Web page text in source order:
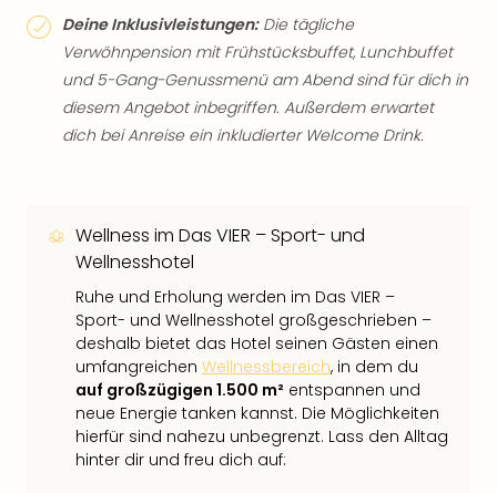
Deine Inklusivleistungen:Die tägliche
Verwöhnpension mit Frühstücksbuffet, Lunchbuffet
und 5-Gang-Genussmenü am Abend sind für dich in
diesem Angebot inbegriffen. Außerdem erwartet
dich bei Anreise ein inkludierter Welcome Drink.
Wellness im Das VIER – Sport- und
Wellnesshotel
Ruhe und Erholung werden im Das VIER –
Sport- und Wellnesshotel großgeschrieben –
deshalb bietet das Hotel seinen Gästen einen
umfangreichen Wellnessbereich, in dem du
auf großzügigen 1.500 m² entspannen und
neue Energie tanken kannst. Die Möglichkeiten
hierfür sind nahezu unbegrenzt. Lass den Alltag
hinter dir und freu dich auf: